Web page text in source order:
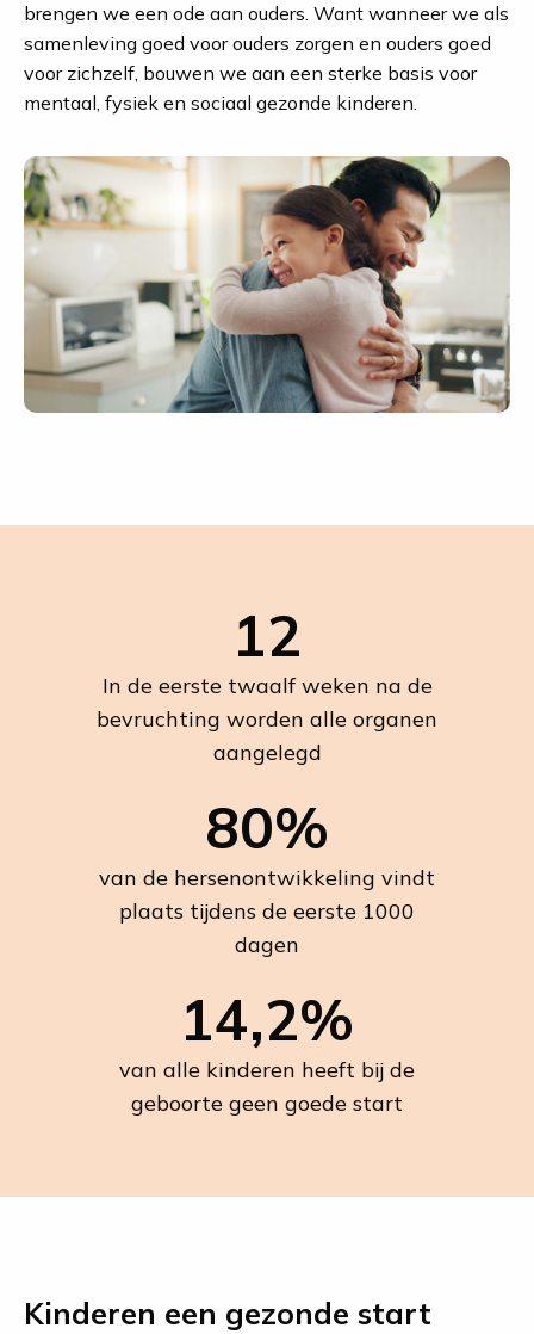
brengen we een ode aan ouders. Want wanneer we als
samenleving goed voor ouders zorgen en ouders goed
voor zichzelf, bouwen we aan een sterke basis voor
mentaal, fysiek en sociaal gezonde kinderen.
12
In de eerste twaalf weken na de
bevruchting worden alle organen
aangelegd
80%
van de hersenontwikkeling vindt
plaats tijdens de eerste 1000
dagen
14,2%
van alle kinderen heeft bij de
geboorte geen goede start
Kinderen een gezonde start